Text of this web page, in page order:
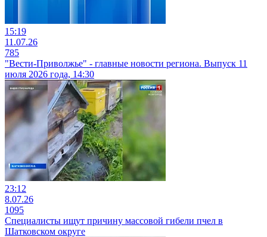
15:19
11.07.26
785
"Вести-Приволжье" - главные новости региона. Выпуск 11
июля 2026 года, 14:30
23:12
8.07.26
1095
Специалисты ищут причину массовой гибели пчел в
Шатковском округе